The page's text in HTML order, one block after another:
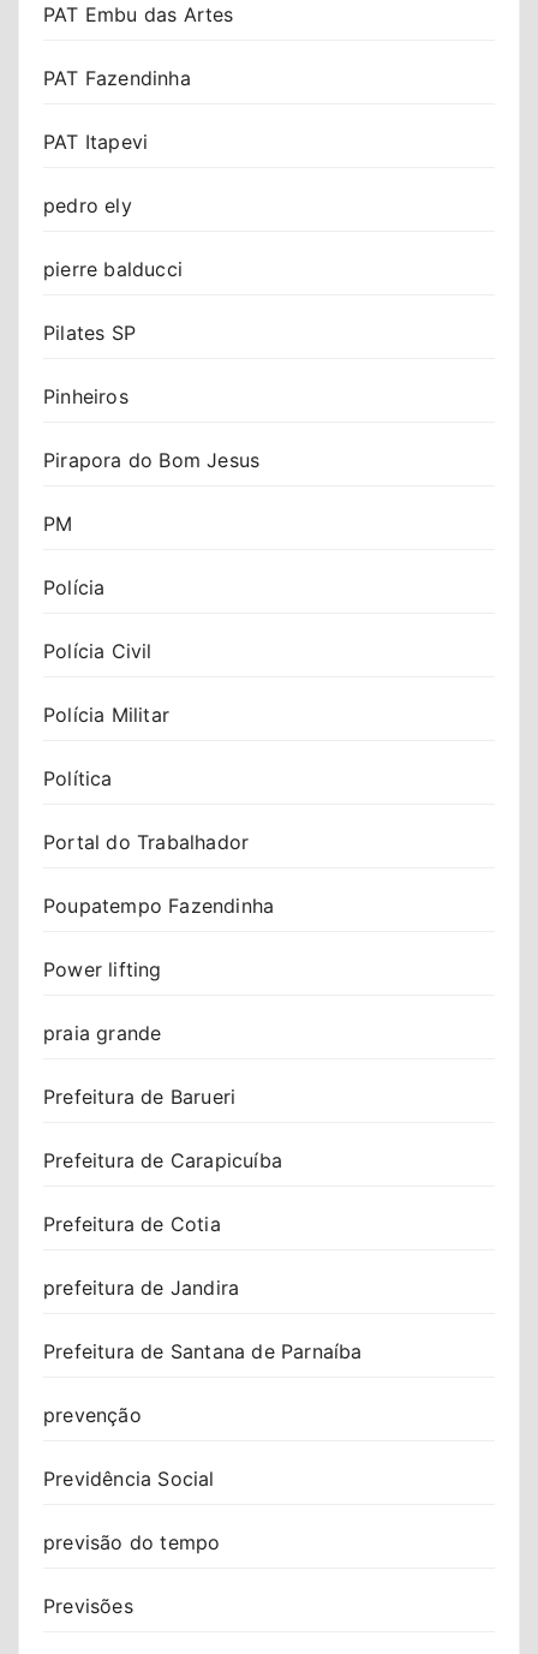
PAT Embu das Artes
PAT Fazendinha
PAT Itapevi
pedro ely
pierre balducci
Pilates SP
Pinheiros
Pirapora do Bom Jesus
PM
Polícia
Polícia Civil
Polícia Militar
Política
Portal do Trabalhador
Poupatempo Fazendinha
Power lifting
praia grande
Prefeitura de Barueri
Prefeitura de Carapicuíba
Prefeitura de Cotia
prefeitura de Jandira
Prefeitura de Santana de Parnaíba
prevenção
Previdência Social
previsão do tempo
Previsões